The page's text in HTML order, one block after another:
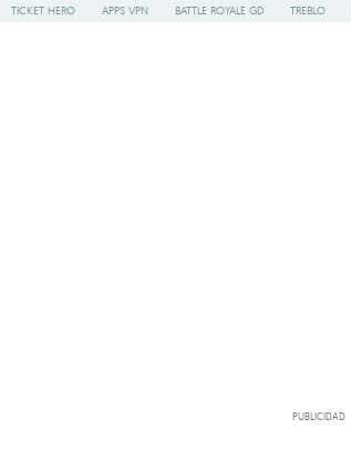
TICKET HERO APPS VPN BATTLE ROYALE GD TREBLO
PUBLICIDAD